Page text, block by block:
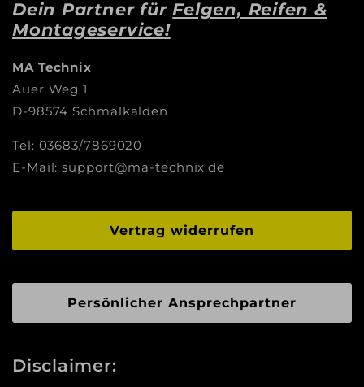
Dein Partner fürFelgen, Reifen &
Montageservice!
MA Technix
Auer Weg 1
D-98574 Schmalkalden
Tel: 03683/7869020
E-Mail: support@ma-technix.de
Vertrag widerrufen
Persönlicher Ansprechpartner
Disclaimer: